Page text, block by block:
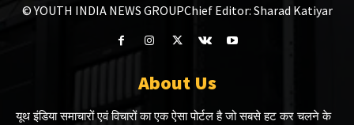
© YOUTH INDIA NEWS GROUPChief Editor: Sharad Katiyar
About Us
यूथ इंडिया समाचारों एवं विचारों का एक ऐसा पोर्टल है जो सबसे हट कर चलने के